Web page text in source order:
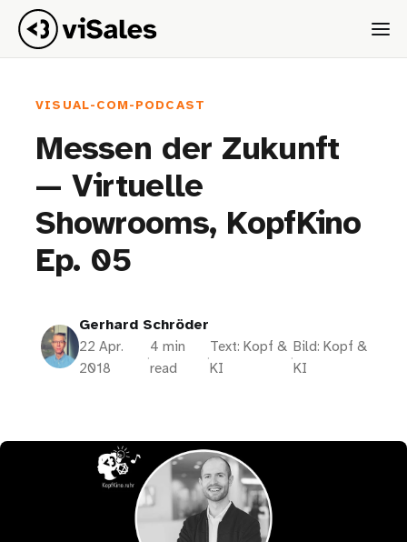
VISUAL-COM-PODCAST
Messen der Zukunft
— Virtuelle
Showrooms, KopfKino
Ep. 05
Gerhard Schröder
22 Apr.
2018
·
4 min
read
·
Text: Kopf &
KI
·
Bild: Kopf &
KI